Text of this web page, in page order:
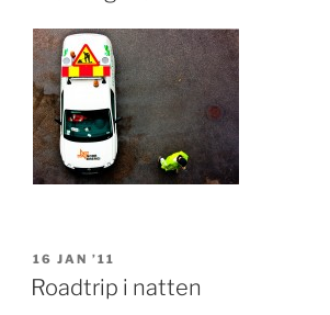
POSTED
ON
16 JAN ’11
Roadtrip i natten